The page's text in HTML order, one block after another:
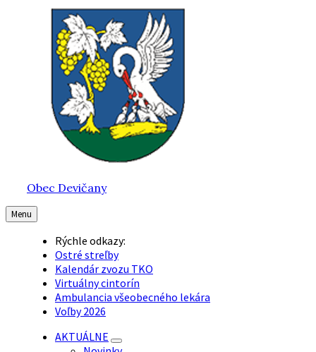
Obec Devičany
Menu
Rýchle odkazy:
Ostré streľby
Kalendár zvozu TKO
Virtuálny cintorín
Ambulancia všeobecného lekára
Voľby 2026
AKTUÁLNE